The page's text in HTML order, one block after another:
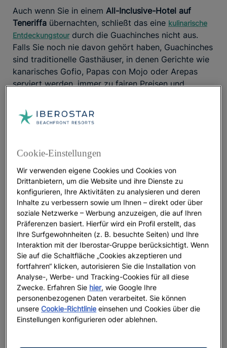
Auch wenn Sie in einem All-Inclusive-Hotel auf
Teneriffa übernachten, schließt das eine kulinarische
Entdeckungstourdurch die Guachinches nicht aus.
Falls Sie noch nie davon gehört haben, Guachinches
sind traditionelle Gasthäuser, in denen Gerichte wie
kanarisches Gofio, Papas con Mojo oder Arepas
serviert werden, immer zu fairen Preisen und
Sonnenuntergang an der Playa de Las Teresitas
Sonnenuntergang an der
erleben,
einem der schönsten Strände Teneriffas
wenige Minuten von Santa Cruz entfernt, überrascht
dieser Küstenabschnitt mit goldenem Sand,
umgeben von vulkanischen Felsen und tropischer
Vegetation. Die warmen Farbtöne des Himmels
spiegelten sich im klaren Türkis des Wassers, das an
diesem Tag ganz ruhig war. Ein Moment, der uns tief
berührte.
Tag 2 – Vulkanlandschaften und die Weite des
Teide
Ausflug in den Nationalpark Teide
Cookie-Einstellungen
Wir verwenden eigene Cookies und Cookies von
Drittanbietern, um die Website und ihre Dienste zu
konfigurieren, Ihre Aktivitäten zu analysieren und deren
Inhalte zu verbessern sowie um Ihnen – direkt oder über
soziale Netzwerke – Werbung anzuzeigen, die auf Ihren
Präferenzen basiert. Hierfür wird ein Profil erstellt, das
Ihre Surfgewohnheiten (z. B. besuchte Seiten) und Ihre
Interaktion mit der Iberostar-Gruppe berücksichtigt. Wenn
Sie auf die Schaltfläche „Cookies akzeptieren und
fortfahren“ klicken, autorisieren Sie die Installation von
Analyse-, Werbe- und Tracking-Cookies für all diese
Zwecke. Erfahren Sie hier, wie Google Ihre
personenbezogenen Daten verarbeitet. Sie können
unsereCookie-Richtlinie einsehen und Cookies über die
Einstellungen konfigurieren oder ablehnen.